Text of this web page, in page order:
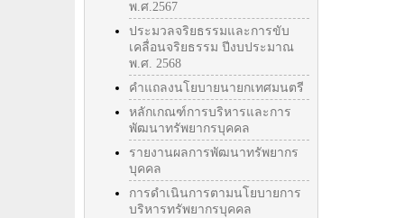
พ.ศ.2567
ประมวลจริยธรรมและการขับ
เคลื่อนจริยธรรม ปีงบประมาณ
พ.ศ. 2568
คำแถลงนโยบายนายกเทศมนตรี
หลักเกณฑ์การบริหารและการ
พัฒนาทรัพยากรบุคคล
รายงานผลการพัฒนาทรัพยากร
บุคคล
การดำเนินการตามนโยบายการ
บริหารทรัพยากรบุคคล